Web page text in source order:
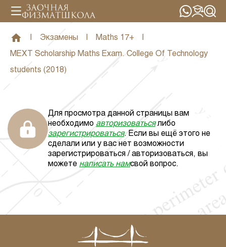
Экзамены Maths 17+
MEXT Scholarship Maths Exam. College Of Technology
students (2018)
Для просмотра данной страницы вам
необходимо авторизоваться либо
зарегистрироваться. Если вы ещё этого не
сделали или у вас нет возможности
зарегистрироваться / авторизоваться, вы
можете написать намсвой вопрос.